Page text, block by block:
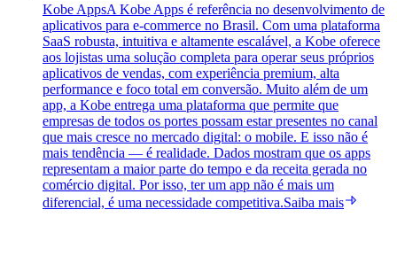
Kobe AppsA Kobe Apps é referência no desenvolvimento de
aplicativos para e-commerce no Brasil. Com uma plataforma
SaaS robusta, intuitiva e altamente escalável, a Kobe oferece
aos lojistas uma solução completa para operar seus próprios
aplicativos de vendas, com experiência premium, alta
performance e foco total em conversão. Muito além de um
app, a Kobe entrega uma plataforma que permite que
empresas de todos os portes possam estar presentes no canal
que mais cresce no mercado digital: o mobile. E isso não é
mais tendência — é realidade. Dados mostram que os apps
representam a maior parte do tempo e da receita gerada no
comércio digital. Por isso, ter um app não é mais um
diferencial, é uma necessidade competitiva.Saiba mais